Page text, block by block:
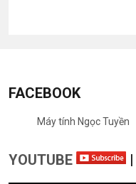
FACEBOOK
Máy tính Ngọc Tuyền
YOUTUBE |